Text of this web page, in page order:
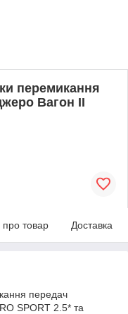
перемикання
Вагон II
про товар Доставка
передач
SPORT 2.5* та